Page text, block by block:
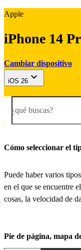
Apple
iPhone 14
Cambiar dispositivo
iOS 26
¿qué buscas?
Cómo seleccionar el
Puede haber varios
en el que se encuentre
cosas, la velocidad de
Pie de página, mapa